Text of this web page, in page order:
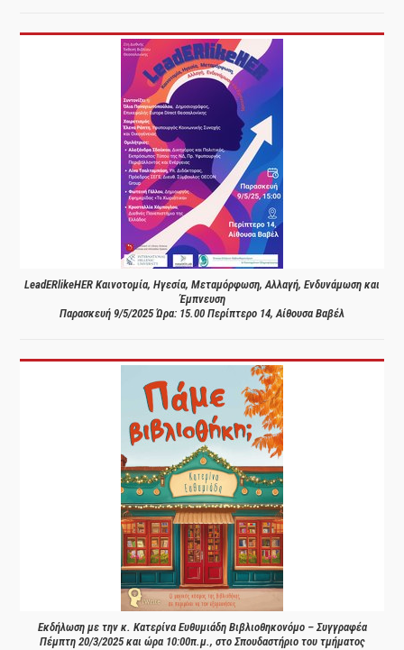
LeadERlikeHER Καινοτομία, Ηγεσία, Μεταμόρφωση, Αλλαγή, Ενδυνάμωση και
Έμπνευση
Παρασκευή 9/5/2025 Ώρα: 15.00 Περίπτερο 14, Αίθουσα Βαβέλ
Εκδήλωση με την κ. Κατερίνα Ευθυμιάδη Βιβλιοθηκονόμο – Συγγραφέα
Πέμπτη 20/3/2025 και ώρα 10:00π.μ., στο Σπουδαστήριο του τμήματος